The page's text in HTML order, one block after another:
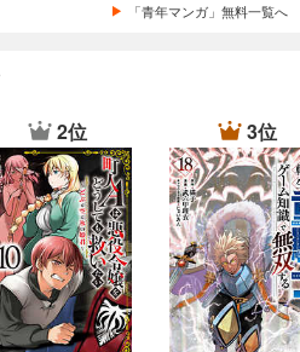
「青年マンガ」無料一覧へ
2位 3位